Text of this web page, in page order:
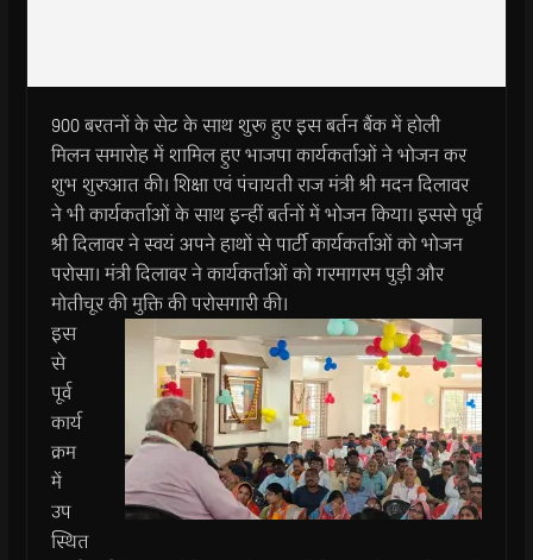
900 बरतनों के सेट के साथ शुरू हुए इस बर्तन बैंक में होली
मिलन समारोह में शामिल हुए भाजपा कार्यकर्ताओं ने भोजन कर
शुभ शुरुआत की। शिक्षा एवं पंचायती राज मंत्री श्री मदन दिलावर
ने भी कार्यकर्ताओं के साथ इन्हीं बर्तनों में भोजन किया। इससे पूर्व
श्री दिलावर ने स्वयं अपने हाथों से पार्टी कार्यकर्ताओं को भोजन
परोसा। मंत्री दिलावर ने कार्यकर्ताओं को गरमागरम पुड़ी और
मोतीचूर की मुक्ति की परोसगारी की।
इस
से
पूर्व
कार्य
क्रम
में
उप
स्थित